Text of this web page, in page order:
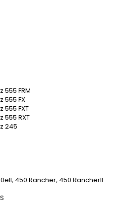
555 FRM
555 FX
555 FXT
555 RXT
245
450 Rancher, 450 RancherII